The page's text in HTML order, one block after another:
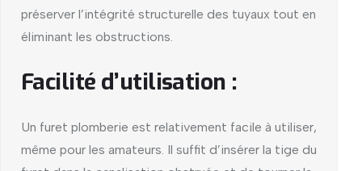
préserver l’intégrité structurelle des tuyaux tout en
éliminant les obstructions.
Facilité d’utilisation :
Un furet plomberie est relativement facile à utiliser,
même pour les amateurs. Il suffit d’insérer la tige du